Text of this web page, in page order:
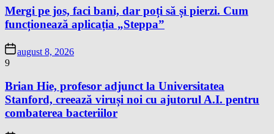
Mergi pe jos, faci bani, dar poți să și pierzi. Cum
funcționează aplicația „Steppa”
august 8, 2026
9
Brian Hie, profesor adjunct la Universitatea
Stanford, creează viruși noi cu ajutorul A.I. pentru
combaterea bacteriilor